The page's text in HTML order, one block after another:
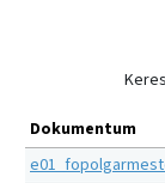
Dokumentum